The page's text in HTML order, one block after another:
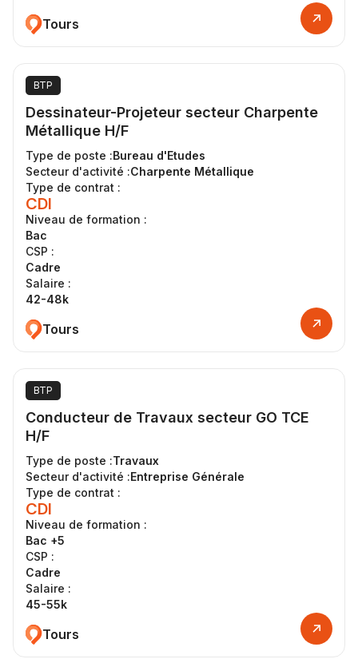
Tours
BTP
Dessinateur-Projeteur secteur Charpente
Métallique H/F
Type de poste :Bureau d'Etudes
Secteur d'activité :Charpente Métallique
Type de contrat :
CDI
Niveau de formation :
Bac
CSP :
Cadre
Salaire :
42-48k
Tours
BTP
Conducteur de Travaux secteur GO TCE
H/F
Type de poste :Travaux
Secteur d'activité :Entreprise Générale
Type de contrat :
CDI
Niveau de formation :
Bac +5
CSP :
Cadre
Salaire :
45-55k
Tours